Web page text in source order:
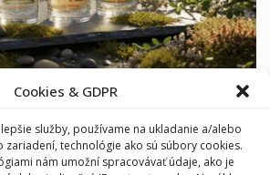
Cookies & GDPR
služby, používame na ukladanie a/alebo
technológie ako sú súbory cookies.
nám umožní spracovávať údaje, ako je
parfémov, ktorá vonia